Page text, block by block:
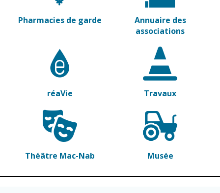
Pharmacies de garde
Annuaire des
associations
réaVie Travaux
Théâtre Mac-Nab Musée